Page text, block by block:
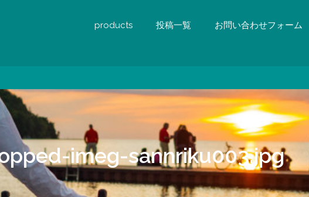
products 投稿一覧 お問い合わせフォーム
imeg-sannriku003.jpg